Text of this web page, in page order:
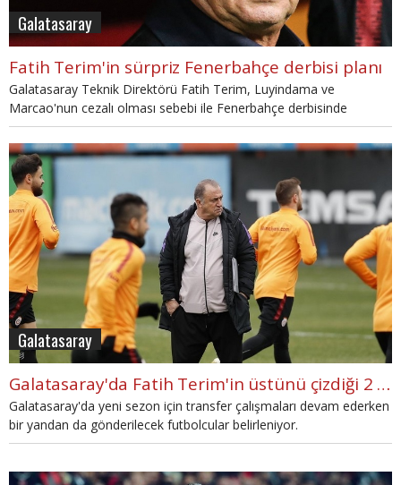
Galatasaray
Fatih Terim'in sürpriz Fenerbahçe derbisi planı
Galatasaray Teknik Direktörü Fatih Terim, Luyindama ve
Marcao'nun cezalı olması sebebi ile Fenerbahçe derbisinde
savunma hattında değişikliklere gidecek.
Galatasaray
Galatasaray'da Fatih Terim'in üstünü çizdiği 2 futbolcu
Galatasaray'da yeni sezon için transfer çalışmaları devam ederken
bir yandan da gönderilecek futbolcular belirleniyor.